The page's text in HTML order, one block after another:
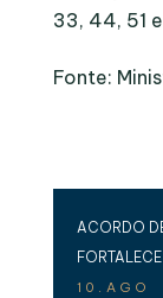
33, 44, 51
Fonte:
ACORDO
10.AGO